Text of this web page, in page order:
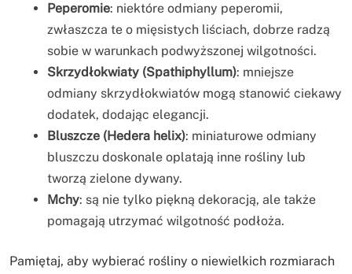
Peperomie: niektóre odmiany peperomii,
zwłaszcza te o mięsistych liściach, dobrze radzą
sobie w warunkach podwyższonej wilgotności.
Skrzydłokwiaty (Spathiphyllum): mniejsze
odmiany skrzydłokwiatów mogą stanowić ciekawy
dodatek, dodając elegancji.
Bluszcze (Hedera helix): miniaturowe odmiany
bluszczu doskonale oplatają inne rośliny lub
tworzą zielone dywany.
Mchy: są nie tylko piękną dekoracją, ale także
pomagają utrzymać wilgotność podłoża.
Pamiętaj, aby wybierać rośliny o niewielkich rozmiarach